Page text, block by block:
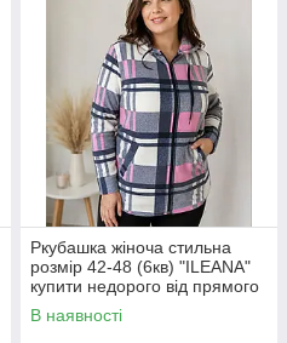
Ркубашка жіноча стильна
розмір 42-48 (6кв) "ILEANA"
купити недорого від прямого
постачальника
В наявності